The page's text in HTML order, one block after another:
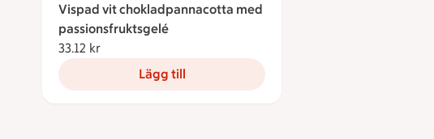
Vispad vit chokladpannacotta med
passionsfruktsgelé
33.12 kr
Lägg till